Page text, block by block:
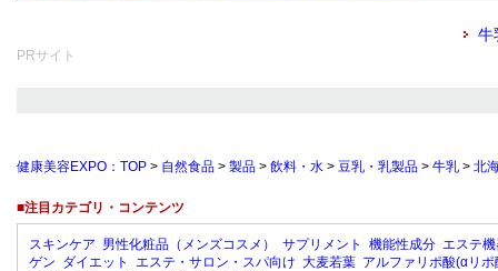
牛
PRサイト
健康美容EXPO：TOP > 自然食品 > 製品 > 飲料・水 > 豆乳・乳製品 > 牛乳 > 北
■注目カテゴリ・コンテンツ
スキンケア 男性化粧品（メンズコスメ） サプリメント 機能性成分 エステ
ゲン ダイエット エステ・サロン・スパ向け 大麦若葉 アルファリポ酸(αリポ